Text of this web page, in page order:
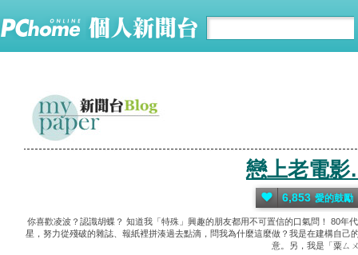
戀上老電
你喜歡凌波？認識胡蝶？ 知道我「特殊」興趣的朋友都用不可置信的口氣問！ 80
星，努力從殘破的雜誌、報紙裡拼湊過去點滴，問我為什麼這麼做？我是在建構自
意。另，我是「粟ㄙ
6,853 愛的鼓勵